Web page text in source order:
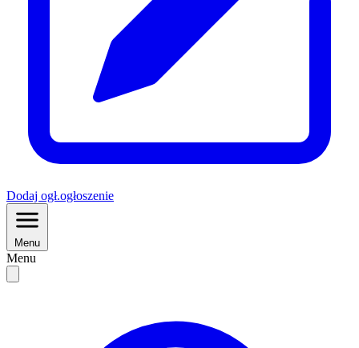
Dodaj ogł.ogłoszenie
Menu
Menu